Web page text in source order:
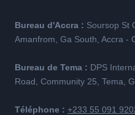
Bureau d'Accra : Soursop St
Amanfrom, Ga South, Accra -
Bureau de Tema : DPS
Road, Community 25, Tema,
Téléphone : +233 55 091